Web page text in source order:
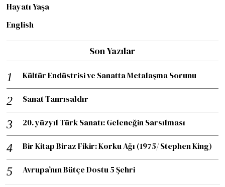
Hayatı Yaşa
English
Son Yazılar
Kültür Endüstrisi ve Sanatta Metalaşma Sorunu
Sanat Tanrısaldır
20. yüzyıl Türk Sanatı: Geleneğin Sarsılması
Bir Kitap Biraz Fikir: Korku Ağı (1975/ Stephen King)
Avrupa’nın Bütçe Dostu 5 Şehri